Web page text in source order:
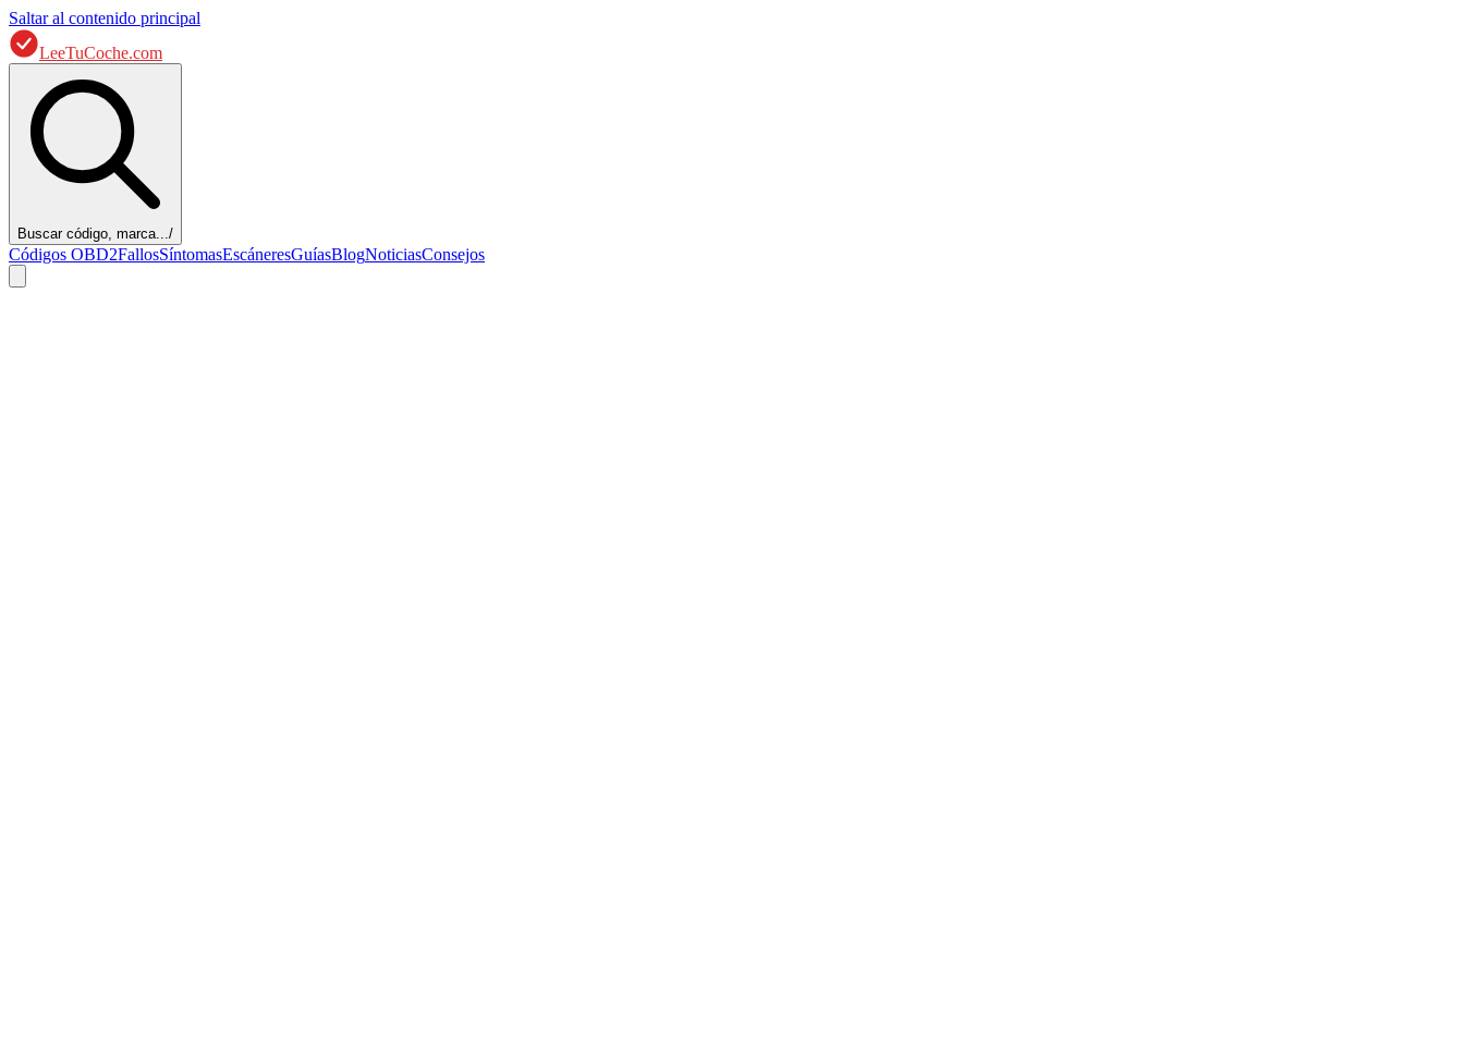
Saltar al contenido principal
LeeTuCoche.com
Buscar código, marca.../
Códigos OBD2FallosSíntomasEscáneresGuíasBlogNoticiasConsejos